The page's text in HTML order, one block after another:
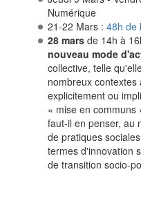
Numérique
21-22 Mars : 48h de
28 marsde 14h à
nouveau mode
collective, telle
nombreux
explicitement ou
« mise en communs
faut-il en penser, au
de pratiques
termes d'innovation
de transition socio-